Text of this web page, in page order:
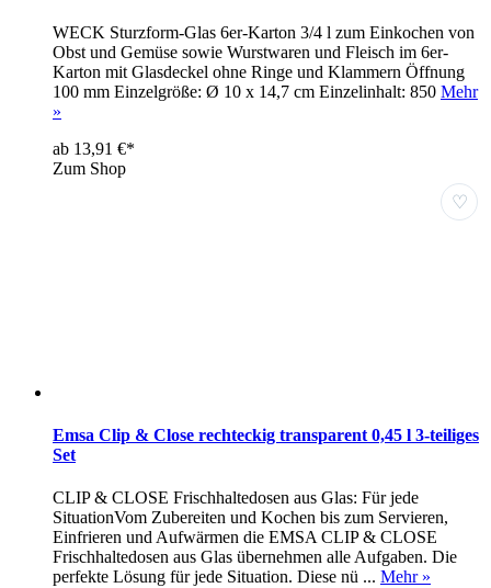
WECK Sturzform-Glas 6er-Karton 3/4 l zum Einkochen von
Obst und Gemüse sowie Wurstwaren und Fleisch im 6er-
Karton mit Glasdeckel ohne Ringe und Klammern Öffnung
100 mm Einzelgröße: Ø 10 x 14,7 cm Einzelinhalt: 850 Mehr
»
ab 13,91 €*
Zum Shop
♡
Emsa Clip & Close rechteckig transparent 0,45 l 3-teiliges
Set
CLIP & CLOSE Frischhaltedosen aus Glas: Für jede
SituationVom Zubereiten und Kochen bis zum Servieren,
Einfrieren und Aufwärmen die EMSA CLIP & CLOSE
Frischhaltedosen aus Glas übernehmen alle Aufgaben. Die
perfekte Lösung für jede Situation. Diese nü ... Mehr »